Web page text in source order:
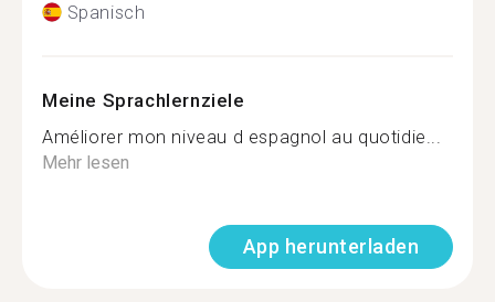
Spanisch
Meine Sprachlernziele
Améliorer mon niveau d espagnol au quotidie...
Mehr lesen
App herunterladen